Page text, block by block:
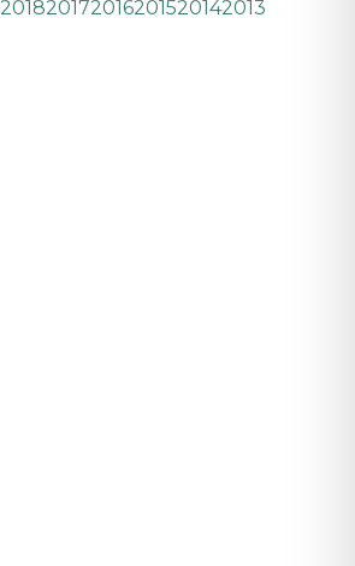
201820172016201520142013